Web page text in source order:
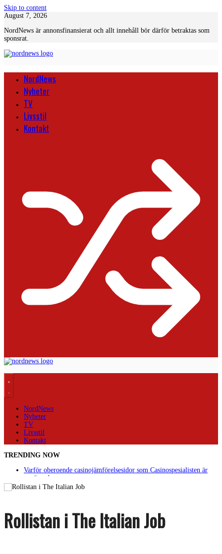
Skip to content
August 7, 2026
NordNews är annonsfinansierat och allt innehåll bör därför betraktas som
sponsrat.
NordNews
Nyheter
TV
Livsstil
Kontakt
NordNews
Nyheter
TV
Livsstil
Kontakt
TRENDING NOW
Varför oberoende casinojämförelsesidor som Casinospesialisten är
avgörande
Picknickbord utomhus i olika modeller för trädgård och offentlig
Det fysiologiska teknikskiftet: Den medicinska utvecklingen öppnar
nya dörrar
Rollistan i The Italian Job